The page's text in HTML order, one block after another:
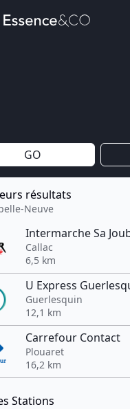
GO
résultats
Neuve
Intermarche Sa
Callac
6,5 km
U Express
Guerlesquin
12,1 km
Carrefour Contact
Plouaret
16,2 km
Stations